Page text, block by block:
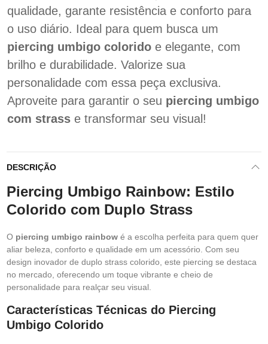
qualidade, garante resistência e conforto para
o uso diário. Ideal para quem busca um
piercing umbigo colorido e elegante, com
brilho e durabilidade. Valorize sua
personalidade com essa peça exclusiva.
Aproveite para garantir o seu piercing umbigo
com strass e transformar seu visual!
DESCRIÇÃO
Piercing Umbigo Rainbow: Estilo
Colorido com Duplo Strass
O piercing umbigo rainbow é a escolha perfeita para quem quer
aliar beleza, conforto e qualidade em um acessório. Com seu
design inovador de duplo strass colorido, este piercing se destaca
no mercado, oferecendo um toque vibrante e cheio de
personalidade para realçar seu visual.
Características Técnicas do Piercing
Umbigo Colorido